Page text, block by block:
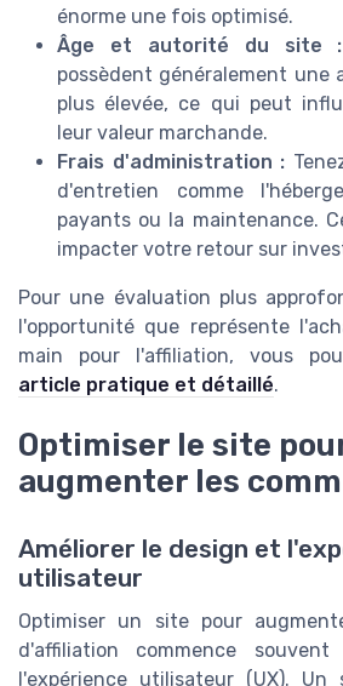
énorme une fois optimisé.
Âge et autorité du site :
possèdent généralement une
plus élevée, ce qui peut
leur valeur marchande.
Frais d'administration :
d'entretien comme
payants ou la maintenance.
impacter votre retour sur
Pour une évaluation plus
l'opportunité que représente
main pour l'affiliation, vous
article pratique et détaillé.
Optimiser le site
augmenter les
Améliorer le design et
utilisateur
Optimiser un site pour
d'affiliation commence
l'expérience utilisateur (UX).